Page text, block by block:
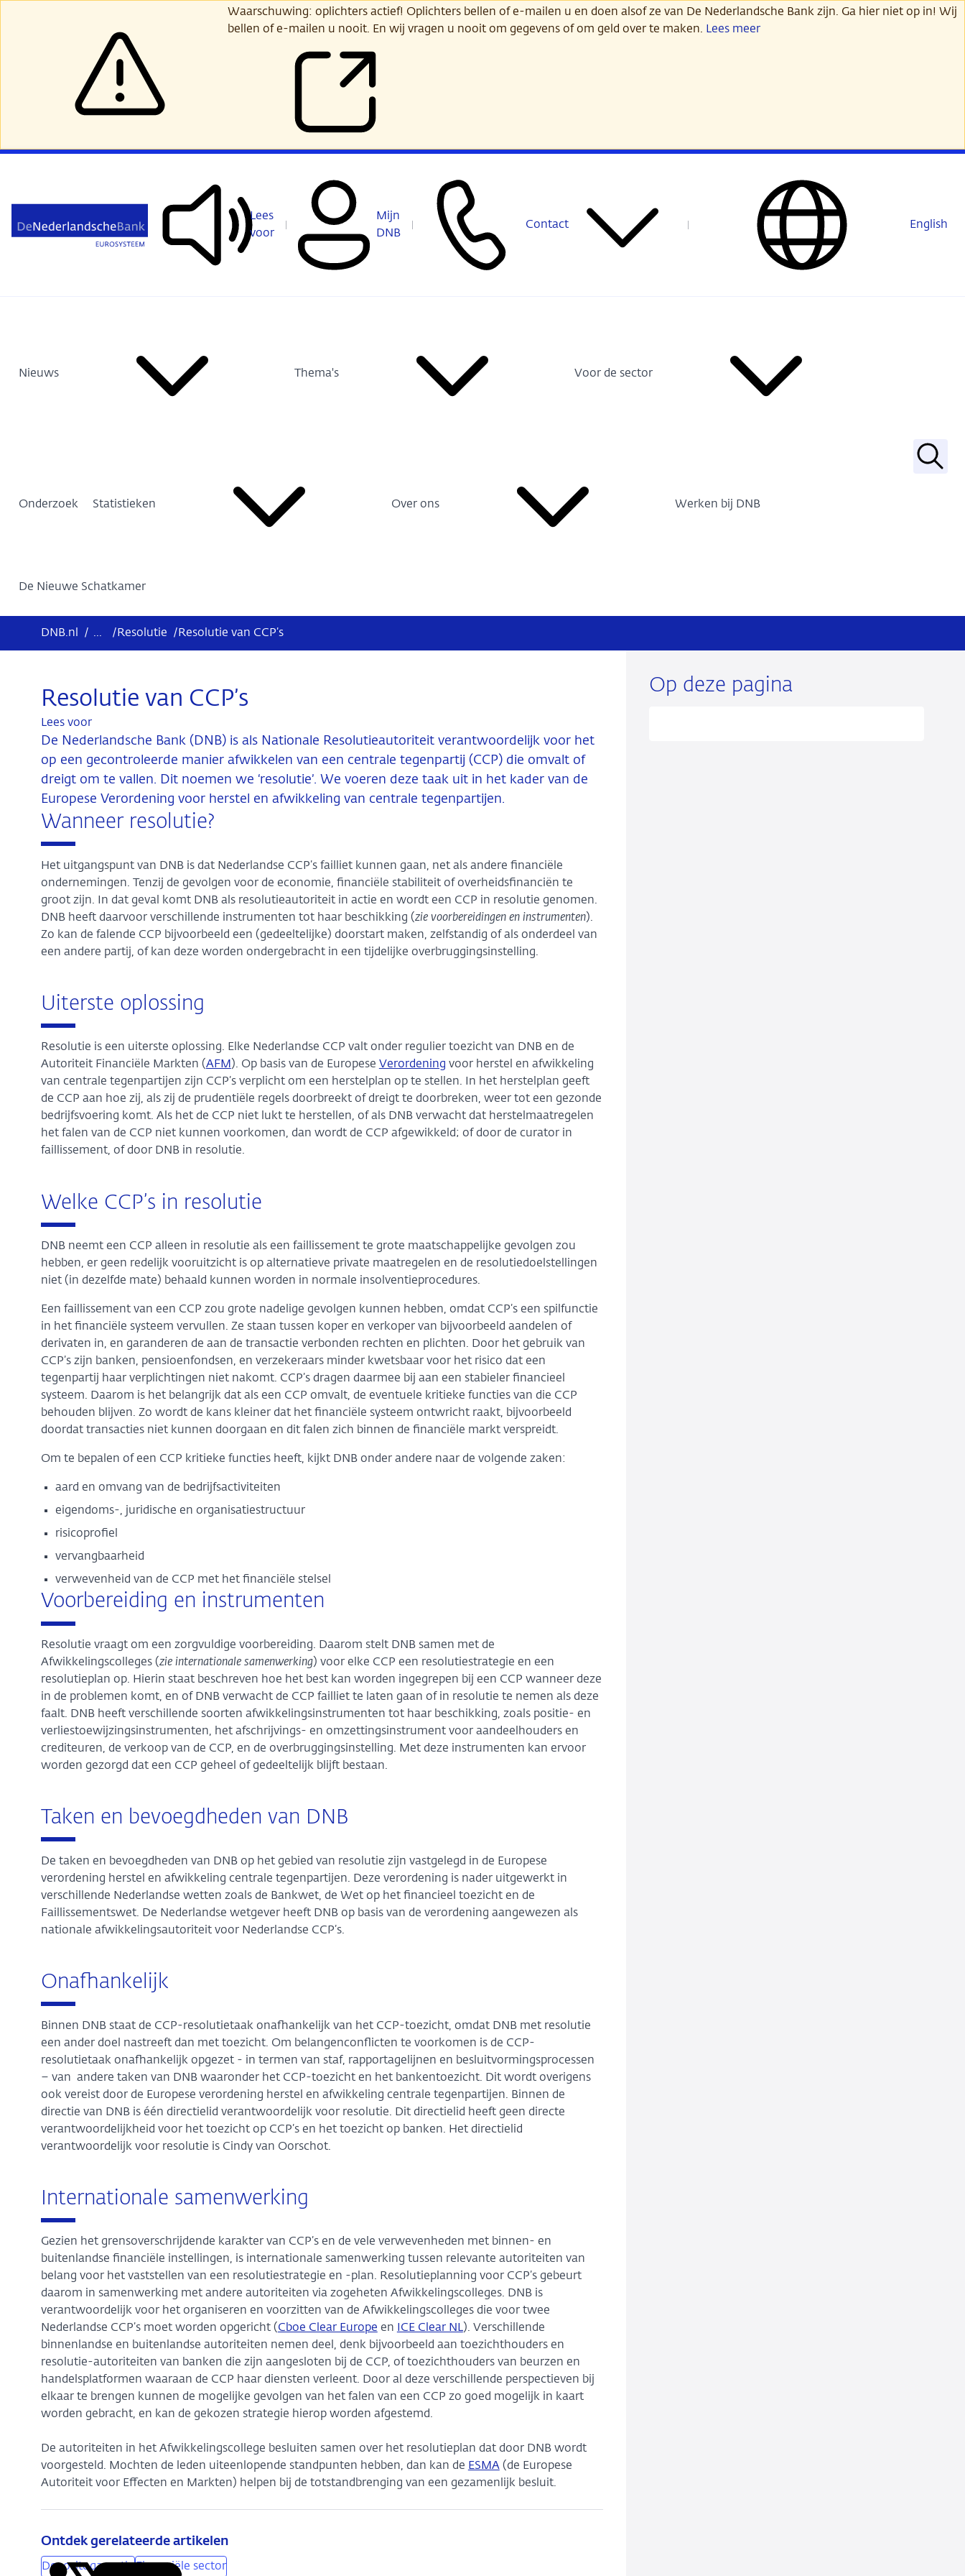
Waarschuwing: oplichters actief! Oplichters bellen of e-mailen u en doen alsof ze van De Nederlandsche Bank zijn. Ga hier niet op in! Wij
bellen of e-mailen u nooit. En wij vragen u nooit om gegevens of om geld over te maken. Lees meer
Lees
voor
Mijn
DNB
Contact English
Nieuws Thema's Voor de sector
Onderzoek Statistieken Over ons Werken bij DNB
De Nieuwe Schatkamer
Zoek
DNB.nl / ... / Resolutie / Resolutie van CCP’s
Op deze pagina
Resolutie van CCP’s
Lees voor
De Nederlandsche Bank (DNB) is als Nationale Resolutieautoriteit verantwoordelijk voor het
op een gecontroleerde manier afwikkelen van een centrale tegenpartij (CCP) die omvalt of
dreigt om te vallen. Dit noemen we ‘resolutie’. We voeren deze taak uit in het kader van de
Europese Verordening voor herstel en afwikkeling van centrale tegenpartijen.
Wanneer resolutie?
Het uitgangspunt van DNB is dat Nederlandse CCP’s failliet kunnen gaan, net als andere financiële
ondernemingen. Tenzij de gevolgen voor de economie, financiële stabiliteit of overheidsfinanciën te
groot zijn. In dat geval komt DNB als resolutieautoriteit in actie en wordt een CCP in resolutie genomen.
DNB heeft daarvoor verschillende instrumenten tot haar beschikking (zie voorbereidingen en instrumenten).
Zo kan de falende CCP bijvoorbeeld een (gedeeltelijke) doorstart maken, zelfstandig of als onderdeel van
een andere partij, of kan deze worden ondergebracht in een tijdelijke overbruggingsinstelling.
Uiterste oplossing
Resolutie is een uiterste oplossing. Elke Nederlandse CCP valt onder regulier toezicht van DNB en de
Autoriteit Financiële Markten (AFM). Op basis van de Europese Verordening voor herstel en afwikkeling
van centrale tegenpartijen zijn CCP’s verplicht om een herstelplan op te stellen. In het herstelplan geeft
de CCP aan hoe zij, als zij de prudentiële regels doorbreekt of dreigt te doorbreken, weer tot een gezonde
bedrijfsvoering komt. Als het de CCP niet lukt te herstellen, of als DNB verwacht dat herstelmaatregelen
het falen van de CCP niet kunnen voorkomen, dan wordt de CCP afgewikkeld; of door de curator in
faillissement, of door DNB in resolutie.
Welke CCP’s in resolutie
DNB neemt een CCP alleen in resolutie als een faillissement te grote maatschappelijke gevolgen zou
hebben, er geen redelijk vooruitzicht is op alternatieve private maatregelen en de resolutiedoelstellingen
niet (in dezelfde mate) behaald kunnen worden in normale insolventieprocedures.
Een faillissement van een CCP zou grote nadelige gevolgen kunnen hebben, omdat CCP’s een spilfunctie
in het financiële systeem vervullen. Ze staan tussen koper en verkoper van bijvoorbeeld aandelen of
derivaten in, en garanderen de aan de transactie verbonden rechten en plichten. Door het gebruik van
CCP’s zijn banken, pensioenfondsen, en verzekeraars minder kwetsbaar voor het risico dat een
tegenpartij haar verplichtingen niet nakomt. CCP’s dragen daarmee bij aan een stabieler financieel
systeem. Daarom is het belangrijk dat als een CCP omvalt, de eventuele kritieke functies van die CCP
behouden blijven. Zo wordt de kans kleiner dat het financiële systeem ontwricht raakt, bijvoorbeeld
doordat transacties niet kunnen doorgaan en dit falen zich binnen de financiële markt verspreidt.
Om te bepalen of een CCP kritieke functies heeft, kijkt DNB onder andere naar de volgende zaken:
aard en omvang van de bedrijfsactiviteiten
eigendoms-, juridische en organisatiestructuur
risicoprofiel
vervangbaarheid
verwevenheid van de CCP met het financiële stelsel
Voorbereiding en instrumenten
Resolutie vraagt om een zorgvuldige voorbereiding. Daarom stelt DNB samen met de
Afwikkelingscolleges (zie internationale samenwerking) voor elke CCP een resolutiestrategie en een
resolutieplan op. Hierin staat beschreven hoe het best kan worden ingegrepen bij een CCP wanneer deze
in de problemen komt, en of DNB verwacht de CCP failliet te laten gaan of in resolutie te nemen als deze
faalt. DNB heeft verschillende soorten afwikkelingsinstrumenten tot haar beschikking, zoals positie- en
verliestoewijzingsinstrumenten, het afschrijvings- en omzettingsinstrument voor aandeelhouders en
crediteuren, de verkoop van de CCP, en de overbruggingsinstelling. Met deze instrumenten kan ervoor
worden gezorgd dat een CCP geheel of gedeeltelijk blijft bestaan.
Taken en bevoegdheden van DNB
De taken en bevoegdheden van DNB op het gebied van resolutie zijn vastgelegd in de Europese
verordening herstel en afwikkeling centrale tegenpartijen. Deze verordening is nader uitgewerkt in
verschillende Nederlandse wetten zoals de Bankwet, de Wet op het financieel toezicht en de
Faillissementswet. De Nederlandse wetgever heeft DNB op basis van de verordening aangewezen als
nationale afwikkelingsautoriteit voor Nederlandse CCP’s.
Onafhankelijk
Binnen DNB staat de CCP-resolutietaak onafhankelijk van het CCP-toezicht, omdat DNB met resolutie
een ander doel nastreeft dan met toezicht. Om belangenconflicten te voorkomen is de CCP-
resolutietaak onafhankelijk opgezet - in termen van staf, rapportagelijnen en besluitvormingsprocessen
– van andere taken van DNB waaronder het CCP-toezicht en het bankentoezicht. Dit wordt overigens
ook vereist door de Europese verordening herstel en afwikkeling centrale tegenpartijen. Binnen de
directie van DNB is één directielid verantwoordelijk voor resolutie. Dit directielid heeft geen directe
verantwoordelijkheid voor het toezicht op CCP’s en het toezicht op banken. Het directielid
verantwoordelijk voor resolutie is Cindy van Oorschot.
Internationale samenwerking
Gezien het grensoverschrijdende karakter van CCP’s en de vele verwevenheden met binnen- en
buitenlandse financiële instellingen, is internationale samenwerking tussen relevante autoriteiten van
belang voor het vaststellen van een resolutiestrategie en -plan. Resolutieplanning voor CCP’s gebeurt
daarom in samenwerking met andere autoriteiten via zogeheten Afwikkelingscolleges. DNB is
verantwoordelijk voor het organiseren en voorzitten van de Afwikkelingscolleges die voor twee
Nederlandse CCP’s moet worden opgericht (Cboe Clear Europe en ICE Clear NL). Verschillende
binnenlandse en buitenlandse autoriteiten nemen deel, denk bijvoorbeeld aan toezichthouders en
resolutie-autoriteiten van banken die zijn aangesloten bij de CCP, of toezichthouders van beurzen en
handelsplatformen waaraan de CCP haar diensten verleent. Door al deze verschillende perspectieven bij
elkaar te brengen kunnen de mogelijke gevolgen van het falen van een CCP zo goed mogelijk in kaart
worden gebracht, en kan de gekozen strategie hierop worden afgestemd.
De autoriteiten in het Afwikkelingscollege besluiten samen over het resolutieplan dat door DNB wordt
voorgesteld. Mochten de leden uiteenlopende standpunten hebben, dan kan de ESMA(de Europese
Autoriteit voor Effecten en Markten) helpen bij de totstandbrenging van een gezamenlijk besluit.
Ontdek gerelateerde artikelen
Depositogarantie Financiële sector